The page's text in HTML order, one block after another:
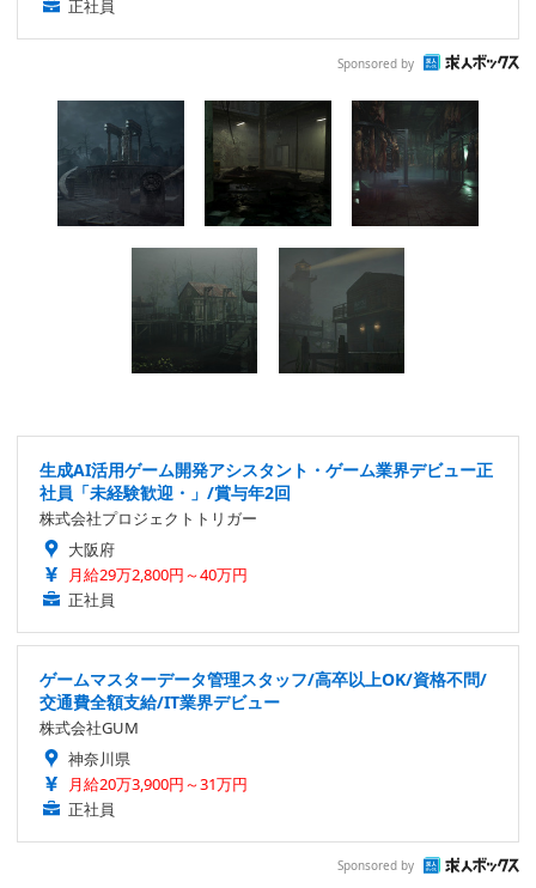
正社員
Sponsored by
生成AI活用ゲーム開発アシスタント・ゲーム業界デビュー正
社員「未経験歓迎・」/賞与年2回
株式会社プロジェクトトリガー
大阪府
月給29万2,800円～40万円
正社員
ゲームマスターデータ管理スタッフ/高卒以上OK/資格不問/
交通費全額支給/IT業界デビュー
株式会社GUM
神奈川県
月給20万3,900円～31万円
正社員
Sponsored by